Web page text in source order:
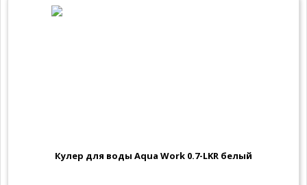
Кулер для воды Aqua Work 0.7-LKR белый